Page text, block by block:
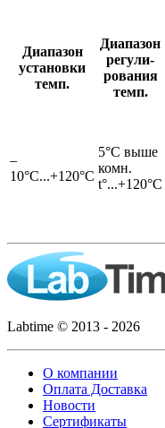
Диапазон
установки
темп.
Диапазон
регули-
рования
темп.
–
10°C...+120°С
5°C выше
комн.
t°...+120°C
Labtime © 2013 - 2026
О компании
Оплата Доставка
Новости
Сертификаты